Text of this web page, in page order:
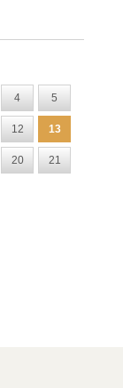
4 5
12 13
20 21